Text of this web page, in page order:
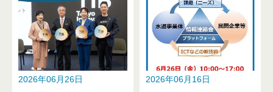
2026年06月26日
2026年06月16日